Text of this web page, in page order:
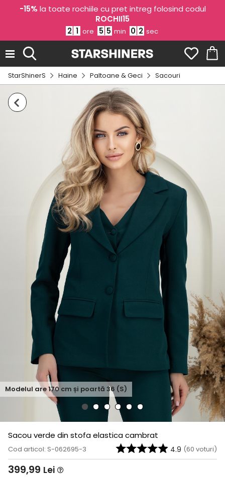
-15% la toate rochiile cu pret intreg folosind codul
ROCHII15
2 1 ore 5 5 min 0 1 sec
StarShinerS Haine Paltoane & Geci Sacouri
Modelul are170 cm și poartă 36 (S)
Sacou verde din stofa elastica cambrat
Cod articol: S-062695-3 4.9 (60 voturi)
399,99 Lei